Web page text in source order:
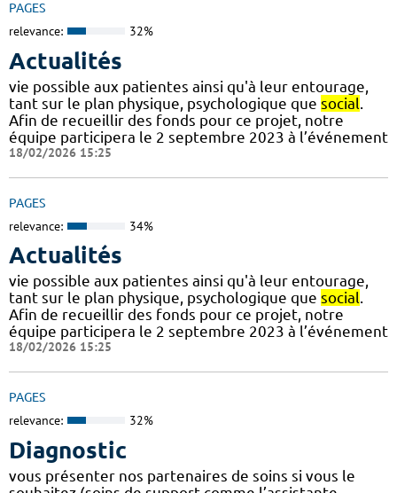
PAGES
relevance: 32%
Actualités
vie possible aux patientes ainsi qu'à leur entourage,
tant sur le plan physique, psychologique que social
Afin de recueillir des fonds pour ce projet, notre
équipe participera le 2 septembre 2023 à l’événement
18/02/2026 15:25
PAGES
relevance: 34%
Actualités
vie possible aux patientes ainsi qu'à leur entourage,
tant sur le plan physique, psychologique que social.
Afin de recueillir des fonds pour ce projet, notre
équipe participera le 2 septembre 2023 à l’événement
18/02/2026 15:25
PAGES
relevance: 32%
Diagnostic
vous présenter nos partenaires de soins si vous le